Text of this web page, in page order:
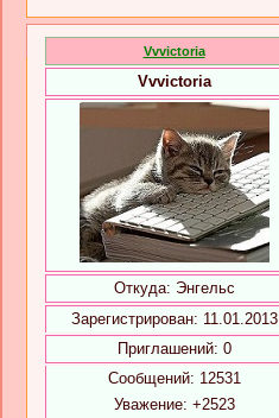
Vvvictoria
Vvvictoria
Откуда: Энгельс
Зарегистрирован: 11.01.2013
Приглашений: 0
Сообщений: 12531
Уважение: +2523